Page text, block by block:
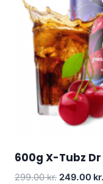
600g X-Tubz
299.00kr. Original
249.00 kr.